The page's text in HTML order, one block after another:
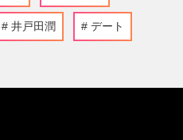
井戸田潤 デート